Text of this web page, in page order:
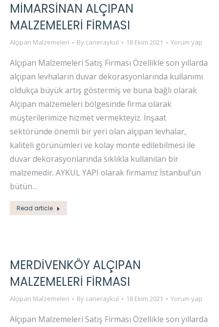
MIMARSINAN ALÇIPAN
MALZEMELERI FIRMASI
Alçıpan Malzemeleri By caneraykul 18 Ekim 2021 Yorum yap
Alçıpan Malzemeleri Satış Firması Özellikle son yıllarda
alçıpan levhaların duvar dekorasyonlarında kullanımı
oldukça büyük artış göstermiş ve buna bağlı olarak
Alçıpan malzemeleri bölgesinde firma olarak
müşterilerimize hizmet vermekteyiz. İnşaat
sektöründe önemli bir yeri olan alçıpan levhalar,
kaliteli görünümleri ve kolay monte edilebilmesi ile
duvar dekorasyonlarında sıklıkla kullanılan bir
malzemedir. AYKUL YAPI olarak firmamız İstanbul’un
bütün…
Read article
MERDIVENKÖY ALÇIPAN
MALZEMELERI FIRMASI
Alçıpan Malzemeleri By caneraykul 18 Ekim 2021 Yorum yap
Alçıpan Malzemeleri Satış Firması Özellikle son yıllarda